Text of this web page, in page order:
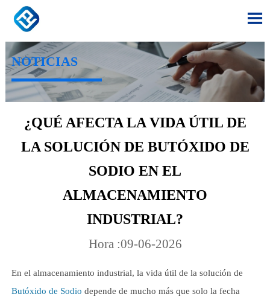

NOTICIAS
¿QUÉ AFECTA LA VIDA ÚTIL DE
LA SOLUCIÓN DE BUTÓXIDO DE
SODIO EN EL
ALMACENAMIENTO
INDUSTRIAL?
Hora :09-06-2026
En el almacenamiento industrial, la vida útil de la solución de
Butóxido de Sodio depende de mucho más que solo la fecha